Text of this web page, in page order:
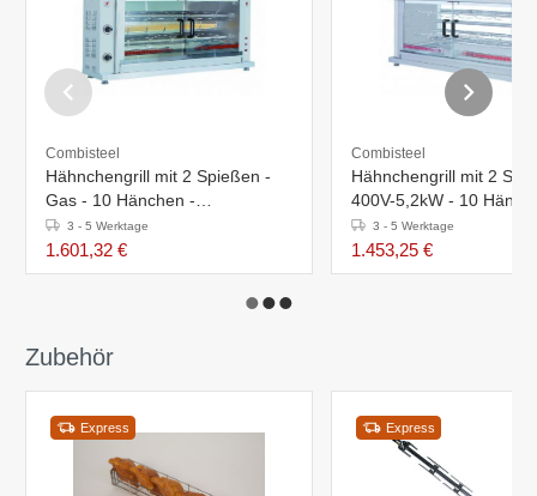
Combisteel
Hähnchengrill mit 2 Spießen -
Gas - 10 Hänchen -
1320x460x(h)680mm
3 - 5 Werktage
1.601,32 €
Combisteel
Hähnchengrill mit 2
400V-5,2kW - 10
1320x460x(h)680mm
3 - 5 Werktage
1.453,25 €
Zubehör
Express Express